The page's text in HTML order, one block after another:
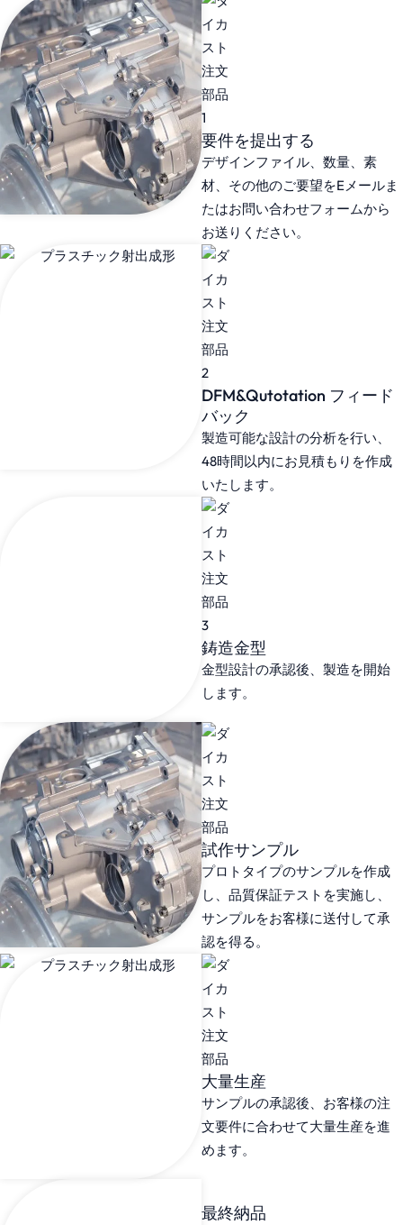
要件を提出する
デザインファイル、数量、素
材、その他のご要望をEメールま
たはお問い合わせフォームから
お送りください。
DFM&Qutotation フィード
バック
製造可能な設計の分析を行い、
48時間以内にお見積もりを作成
いたします。
鋳造金型
金型設計の承認後、製造を開始
します。
試作サンプル
プロトタイプのサンプルを作成
し、品質保証テストを実施し、
サンプルをお客様に送付して承
認を得る。
大量生産
サンプルの承認後、お客様の注
文要件に合わせて大量生産を進
めます。
最終納品